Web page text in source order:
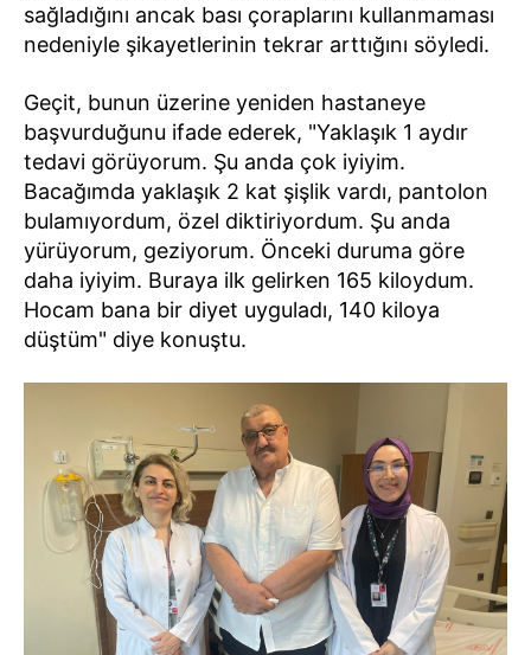
sağladığını ancak bası çoraplarını kullanmaması
nedeniyle şikayetlerinin tekrar arttığını söyledi.
Geçit, bunun üzerine yeniden hastaneye
başvurduğunu ifade ederek, "Yaklaşık 1 aydır
tedavi görüyorum. Şu anda çok iyiyim.
Bacağımda yaklaşık 2 kat şişlik vardı, pantolon
bulamıyordum, özel diktiriyordum. Şu anda
yürüyorum, geziyorum. Önceki duruma göre
daha iyiyim. Buraya ilk gelirken 165 kiloydum.
Hocam bana bir diyet uyguladı, 140 kiloya
düştüm" diye konuştu.